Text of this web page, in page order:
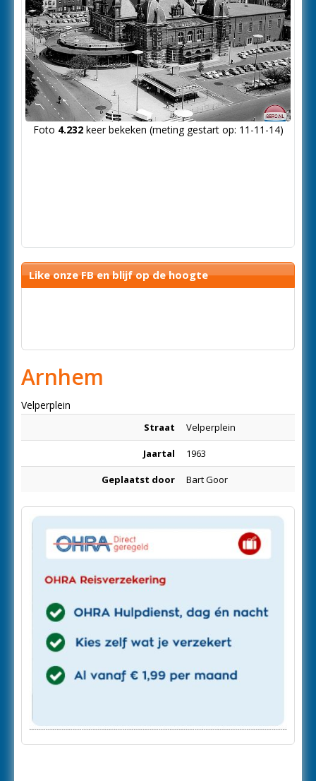
Foto 4.232keer bekeken (meting gestart op: 11-11-14)
Like onze FB en blijf op de hoogte
Arnhem
Velperplein
Straat Velperplein
Jaartal 1963
Geplaatst door Bart Goor